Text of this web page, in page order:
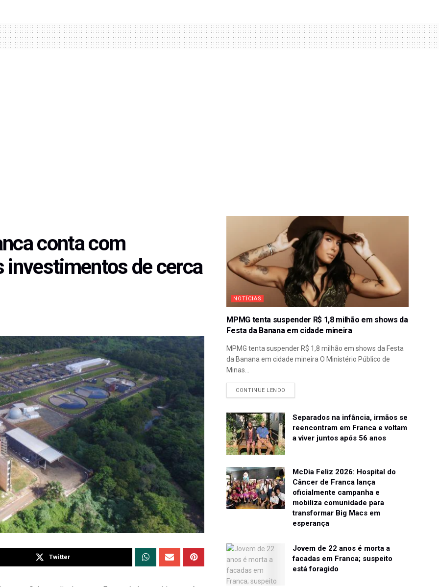
conta com
investimentos de cerca
Twitter
NOTÍCIAS
MPMG tenta suspender R$ 1,8 milhão em shows da
Festa da Banana em cidade mineira
MPMG tenta suspender R$ 1,8 milhão em shows da Festa
da Banana em cidade mineira O Ministério Público de
Minas...
CONTINUE LENDO
Separados na infância, irmãos se
reencontram em Franca e voltam
a viver juntos após 56 anos
McDia Feliz 2026: Hospital do
Câncer de Franca lança
oficialmente campanha e
mobiliza comunidade para
transformar Big Macs em
esperança
Jovem de 22 anos é morta a
facadas em Franca; suspeito
está foragido